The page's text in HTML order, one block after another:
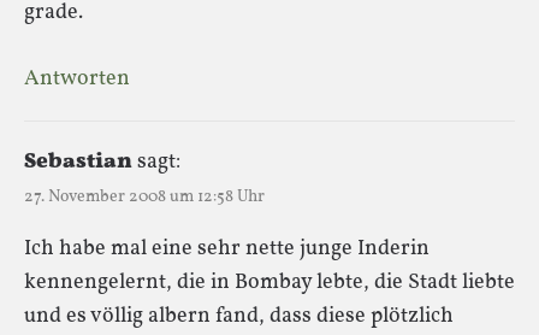
grade.
Antworten
Sebastiansagt:
27. November 2008 um 12:58 Uhr
Ich habe mal eine sehr nette junge Inderin
kennengelernt, die in Bombay lebte, die Stadt liebte
und es völlig albern fand, dass diese plötzlich